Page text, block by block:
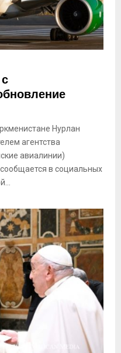
Нурлан
агентства
авиалинии)
в социальных